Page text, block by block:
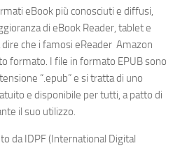
eBook più conosciuti e diffusi,
di eBook Reader, tablet e
dire che i famosi eReader Amazon
formato. I file in formato EPUB sono
“.epub” e si tratta di uno
e disponibile per tutti, a patto di
il suo utilizzo.
da IDPF (International Digital